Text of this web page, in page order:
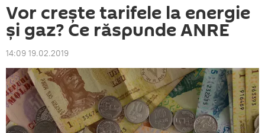
Vor crește tarifele la energie
și gaz? Ce răspunde ANRE
14:09 19.02.2019